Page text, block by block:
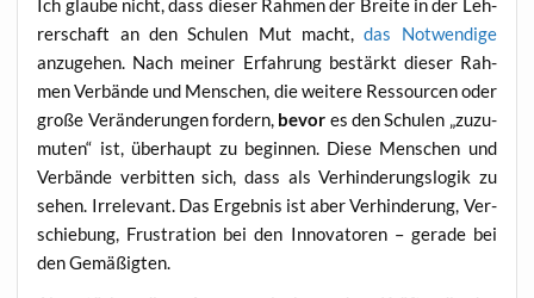
Ich glau­be nicht, dass die­ser Rah­men der Brei­te in der Leh­
rer­schaft an den Schu­len Mut macht,das Not­wen­di­ge
anzu­ge­hen. Nach mei­ner Erfah­rung bestärkt die­ser Rah­
men Ver­bän­de und Men­schen, die wei­te­re Res­sour­cen oder
gro­ße Ver­än­de­run­gen for­dern, bevor es den Schu­len „zuzu­
mu­ten“ ist, über­haupt zu begin­nen. Die­se Men­schen und
Ver­bän­de ver­bit­ten sich, dass als Ver­hin­de­rungs­lo­gik zu
sehen. Irrele­vant. Das Ergeb­nis ist aber Ver­hin­de­rung, Ver­
schie­bung, Frus­tra­ti­on bei den Inno­va­to­ren – gera­de bei
den Gemäßigten.